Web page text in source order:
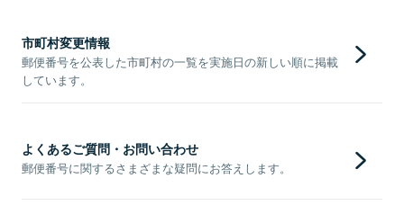
市町村変更情報
郵便番号を公表した市町村の一覧を実施日の新しい順に掲載
しています。
よくあるご質問・お問い合わせ
郵便番号に関するさまざまな疑問にお答えします。